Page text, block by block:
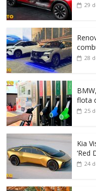
29
28
flota
25
Kia
‘Red
24